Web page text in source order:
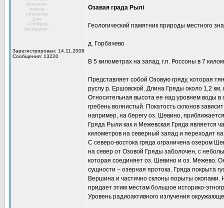
искатель
новых
объектов
для
«Глобуса
Беларуси»
Зарегистрирован: 14.11.2008
Сообщения: 13220
Озавая града Рылі
Геологический памятник природы местного
д. Горбачево
В 5 километрах на запад, г.п. Россоны в 7
Представляет собой Озовую гряду, которая
руслу р. Ершовской. Длина Гряды около 1,2
Относительная высота ее над уровнем воды в
гребень волнистый. Покатость склонов
например, на берегу оз. Шевино,
Гряда Рыли как и Межевская Гряда является
километров на северный запад и переходит
С северо-востока гряда ограничена озером
на север от Озовой Гряды заболочен, с
которая соединяет оз. Шевино и оз. Межево.
сущности – озерная протока. Гряда покрыта
Вершина и частично склоны порыты окопами.
придает этим местам большое историко-
Уровень радиоактивного излучения